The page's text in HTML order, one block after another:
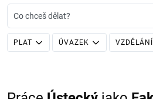
Co chceš dělat?
PLAT ÚVAZEK VZDĚLÁNÍ